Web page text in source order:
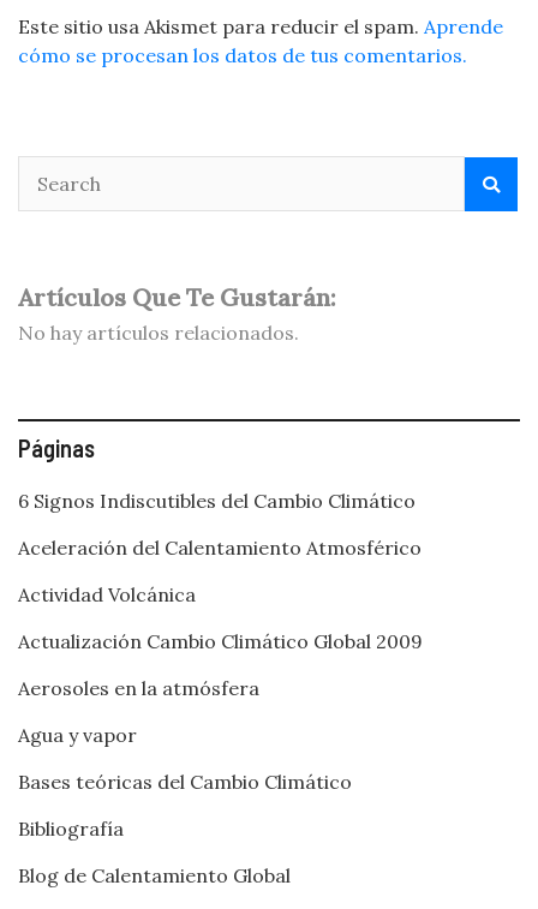
Este sitio usa Akismet para reducir el spam. Aprende
cómo se procesan los datos de tus comentarios.
Artículos Que Te Gustarán:
No hay artículos relacionados.
Páginas
6 Signos Indiscutibles del Cambio Climático
Aceleración del Calentamiento Atmosférico
Actividad Volcánica
Actualización Cambio Climático Global 2009
Aerosoles en la atmósfera
Agua y vapor
Bases teóricas del Cambio Climático
Bibliografía
Blog de Calentamiento Global